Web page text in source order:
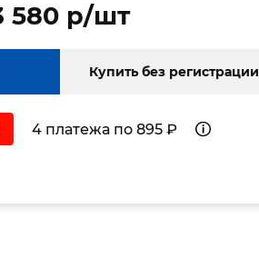
580 p/шт
Купить без регистрации
4 платежа по 895 ₽